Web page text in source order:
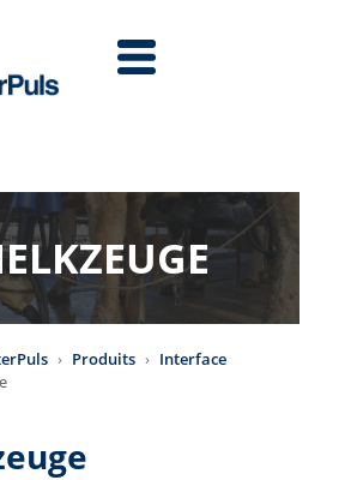
Produits
Interface